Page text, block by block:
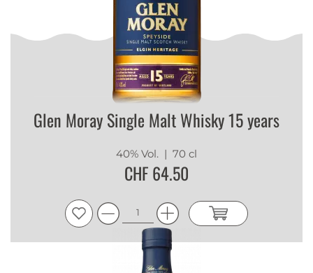
Glen Moray Single Malt Whisky 15 years
40% Vol. | 70 cl
CHF 64.50